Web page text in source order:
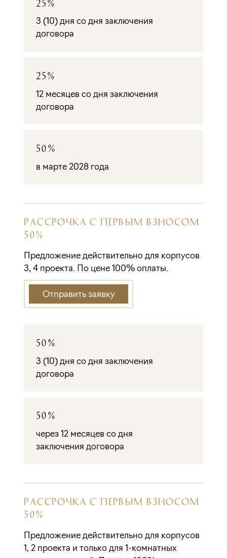
25%
3 (10) дня со дня заключения
договора
25%
12 месяцев со дня заключения
договора
50%
в марте 2028 года
РАССРОЧКА С ПЕРВЫМ ВЗНОСОМ
50%
Предложение действительно для корпусов
3, 4 проекта. По цене 100% оплаты.
Отправить заявку
50%
3 (10) дня со дня заключения
договора
50%
через 12 месяцев со дня
заключения договора
РАССРОЧКА С ПЕРВЫМ ВЗНОСОМ
50%
Предложение действительно для корпусов
1, 2 проекта и только для 1-комнатных